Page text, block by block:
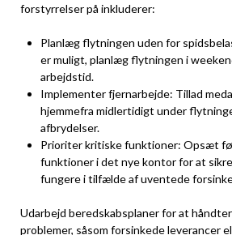
forstyrrelser på inkluderer:
Planlæg flytningen uden for
er muligt, planlæg flytningen i
arbejdstid.
Implementer fjernarbejde: Tillad
hjemmefra midlertidigt under
afbrydelser.
Prioriter kritiske funktioner: Opsæt
funktioner i det nye kontor for at
fungere i tilfælde af uventede
Udarbejd beredskabsplaner for at
problemer, såsom forsinkede leverancer